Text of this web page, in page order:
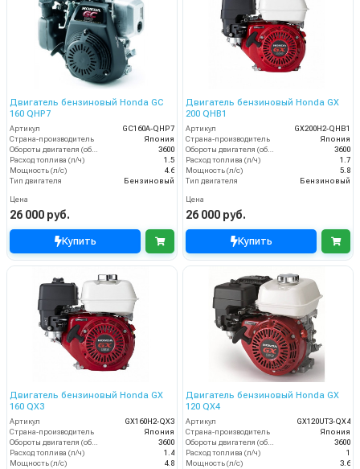
Двигатель бензиновый Honda GC
160 QHP7
Артикул
GC160A-QHP7
Страна-производитель
Япония
3600
Расход топлива (л/ч)
1.5
Мощность (л/с)
4.6
Тип двигателя
Бензиновый
Цена
26 000 руб.
Купить
Двигатель бензиновый Honda GX
200 QHB1
Артикул
GX200H2-QHB1
Страна-производитель
Япония
3600
Расход топлива (л/ч)
1.7
Мощность (л/с)
5.8
Тип двигателя
Бензиновый
Цена
26 000 руб.
Купить
Двигатель бензиновый Honda GX
160 QX3
Артикул
GX160H2-QX3
Страна-производитель
Япония
Обороты двигателя (об/мин)
3600
Расход топлива (л/ч)
1.4
Мощность (л/с)
4.8
Двигатель бензиновый Honda GX
120 QX4
Артикул
GX120UT3-QX4
Страна-производитель
Япония
Обороты двигателя (об/мин)
3600
Расход топлива (л/ч)
1
Мощность (л/с)
3.6